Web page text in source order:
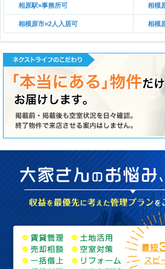
相原駅×事務所可 相模
相模原市×2人入居可 相模